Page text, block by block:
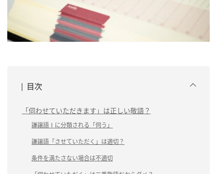
目次
「伺わせていただきます」は正しい敬語？
謙譲語Ⅰに分類される「伺う」
謙譲語「させていただく」は適切？
条件を満たさない場合は不適切